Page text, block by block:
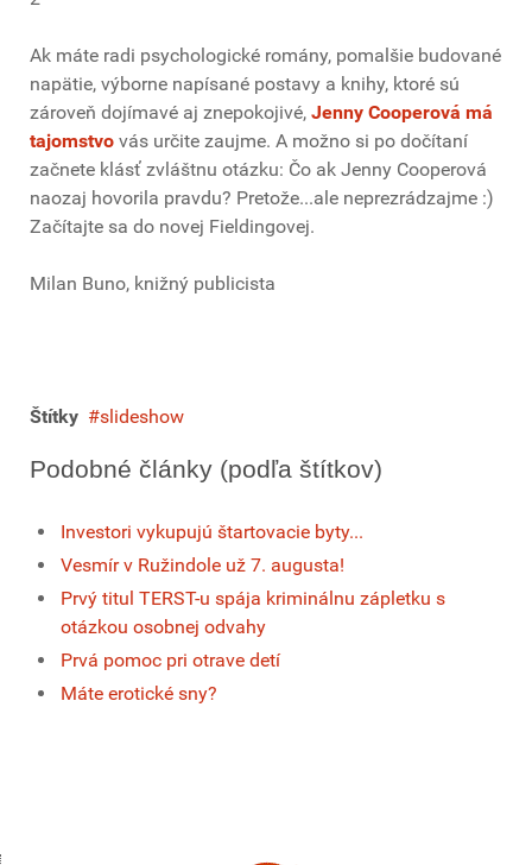
Ak máte radi psychologické romány, pomalšie budované
napätie, výborne napísané postavy a knihy, ktoré sú
zároveň dojímavé aj znepokojivé, Jenny Cooperová má
tajomstvo vás určite zaujme. A možno si po dočítaní
začnete klásť zvláštnu otázku: Čo ak Jenny Cooperová
naozaj hovorila pravdu? Pretože...ale neprezrádzajme :)
Začítajte sa do novej Fieldingovej.
Milan Buno, knižný publicista
Štítky slideshow
Podobné články (podľa štítkov)
Investori vykupujú štartovacie byty...
Vesmír v Ružindole už 7. augusta!
Prvý titul TERST-u spája kriminálnu zápletku s
otázkou osobnej odvahy
Prvá pomoc pri otrave detí
Máte erotické sny?